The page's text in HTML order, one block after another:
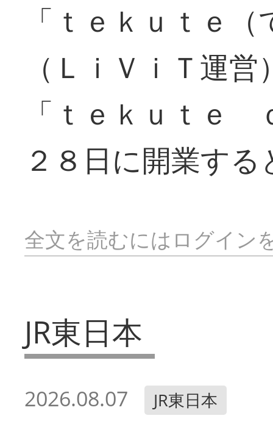
「ｔｅｋｕｔｅ
（ＬｉＶｉＴ運
「ｔｅｋｕｔｅ
２８日に開業す
全文を読むにはログイン
JR東日本
2026.08.07 JR東日本